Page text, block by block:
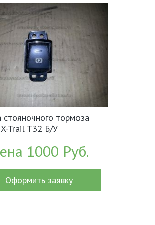
стояночного тормоза
Trail T32 Б/У
1000 Руб.
Оформить заявку